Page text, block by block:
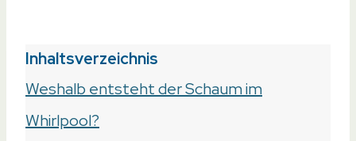
Inhaltsverzeichnis
Weshalb entsteht der Schaum im
Whirlpool?